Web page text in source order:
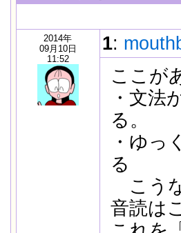
2014年
09月10日
11:52
1:
ここが
・文法
る。
・ゆっ
る
こう
音読は